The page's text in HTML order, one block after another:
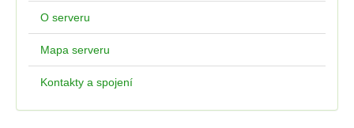
O serveru
Mapa serveru
Kontakty a spojení